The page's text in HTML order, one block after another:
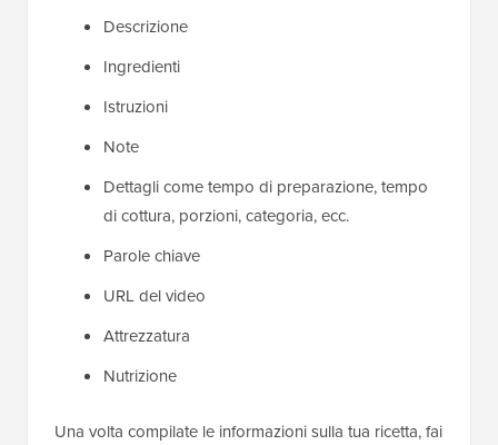
Descrizione
Ingredienti
Istruzioni
Note
Dettagli come tempo di preparazione, tempo
di cottura, porzioni, categoria, ecc.
Parole chiave
URL del video
Attrezzatura
Nutrizione
Una volta compilate le informazioni sulla tua ricetta, fai